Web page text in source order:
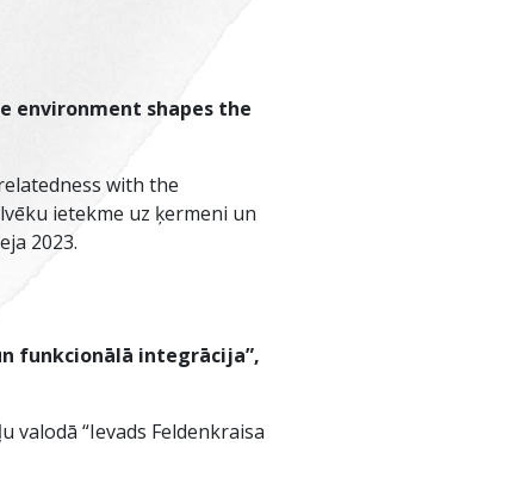
environment shapes the
with the
ietekme uz ķermeni un
2023.
funkcionālā integrācija”,
valodā “Ievads Feldenkraisa